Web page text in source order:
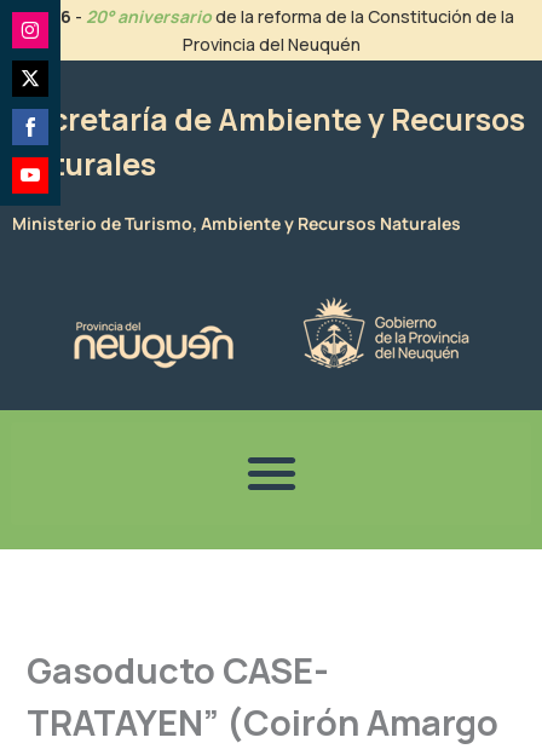
contenido
2026 - 20° aniversariode la reforma de la Constitución de la
Provincia del Neuquén
Secretaría de Ambiente y Recursos
Naturales
Ministerio de Turismo, Ambiente y Recursos Naturales
Gasoducto CASE-
TRATAYEN” (Coirón Amargo
Share
on
Instagram
Share
on
Twitter
Share
on
Facebook
Share
on